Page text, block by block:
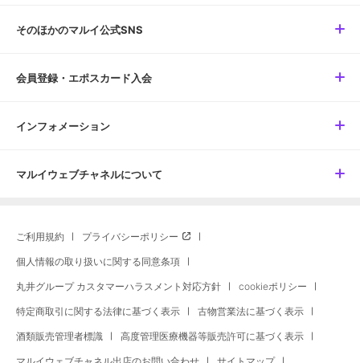
そのほかのマルイ公式SNS
会員登録・エポスカード入会
インフォメーション
マルイウェブチャネルについて
ご利用規約 プライバシーポリシー
個人情報の取り扱いに関する同意条項
丸井グループ カスタマーハラスメント対応方針 cookieポリシー
特定商取引に関する法律に基づく表示 古物営業法に基づく表示
酒類販売管理者標識 高度管理医療機器等販売許可に基づく表示